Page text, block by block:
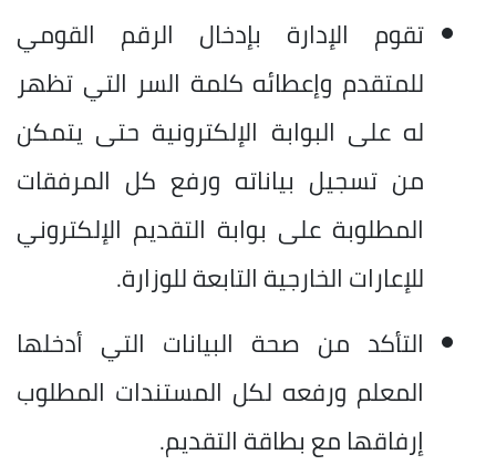
تقوم الإدارة بإدخال الرقم القومي
للمتقدم وإعطائه كلمة السر التي تظهر
له على البوابة الإلكترونية حتى يتمكن
من تسجيل بياناته ورفع كل المرفقات
المطلوبة على بوابة التقديم الإلكتروني
للإعارات الخارجية التابعة للوزارة.
التأكد من صحة البيانات التي أدخلها
المعلم ورفعه لكل المستندات المطلوب
إرفاقها مع بطاقة التقديم.